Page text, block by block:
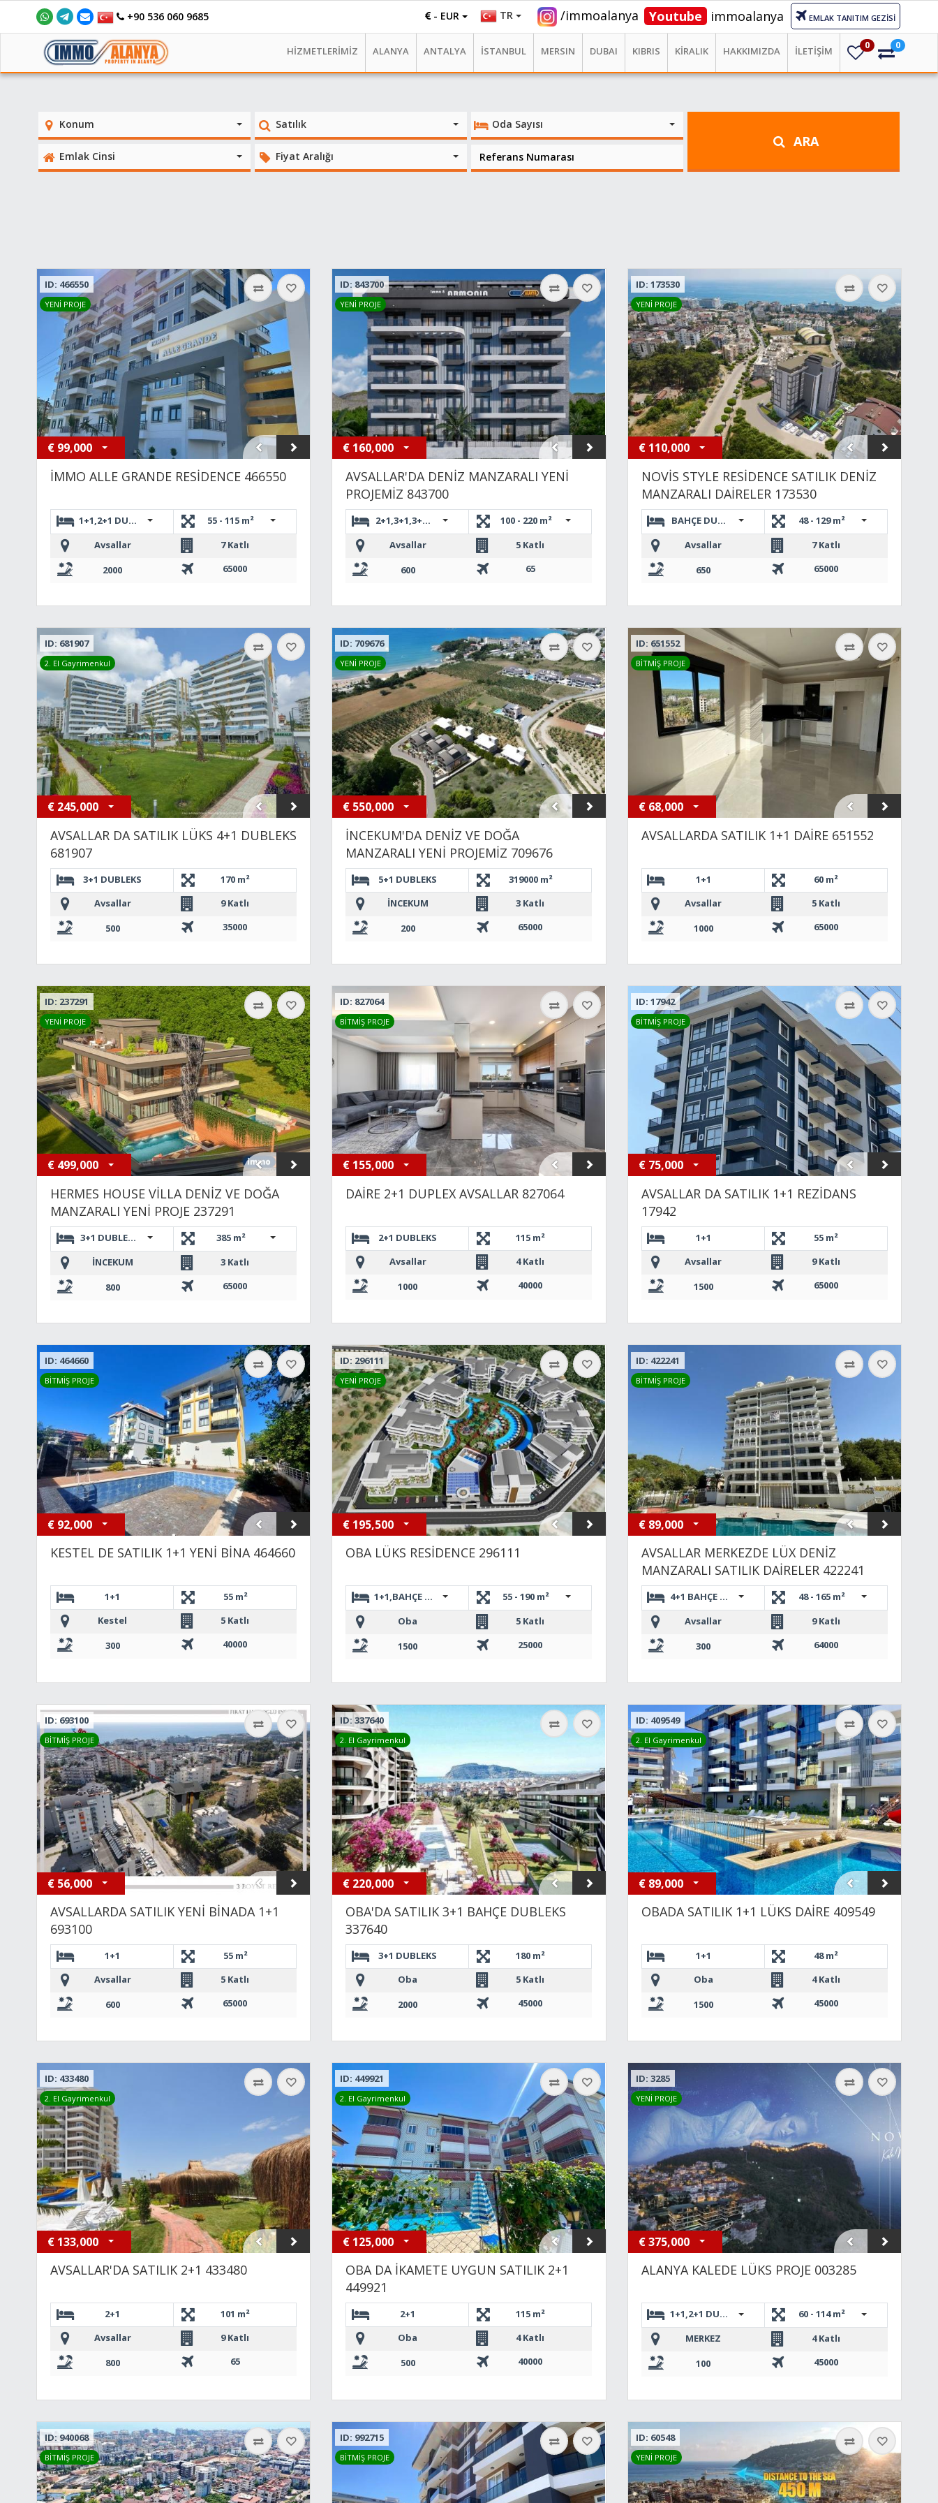
+90 536 060 9685 EMLAK TANITIM GEZİSİ
Youtube immoalanya
/immoalanya
TR
- EUR
HİZMETLERİMİZ ALANYA ANTALYA İSTANBUL MERSIN DUBAI KIBRIS KİRALIK HAKKIMIZDA İLETİŞİM 0 0
Konum Satılık Oda Sayısı
Emlak Cinsi Fiyat Aralığı
ARA
ID: 466550
YENİ PROJE
€ 99,000
İMMO ALLE GRANDE RESİDENCE 466550
1+1,2+1 DUBLEKS,1+1 Loft
55 - 115 m²
Avsallar
7 Katlı
2000
65000
ID: 843700
YENİ PROJE
€ 160,000
AVSALLAR'DA DENİZ MANZARALI YENİ
PROJEMİZ 843700
2+1,3+1,3+1,3+1,4+1 DUBLEKS,2+1,2+1
100 - 220 m²
Avsallar
5 Katlı
600
65
ID: 173530
YENİ PROJE
€ 110,000
NOVİS STYLE RESİDENCE SATILIK DENİZ
MANZARALI DAİRELER 173530
BAHÇE DUBLEKS 2+1,3+1 DUBLEKS,1+1,2+1 DUBLEKS
48 - 129 m²
Avsallar
7 Katlı
650
65000
ID: 681907
2. El Gayrimenkul
€ 245,000
AVSALLAR DA SATILIK LÜKS 4+1 DUBLEKS
681907
3+1 DUBLEKS
170 m²
Avsallar
9 Katlı
500
35000
ID: 709676
YENİ PROJE
€ 550,000
İNCEKUM'DA DENİZ VE DOĞA
MANZARALI YENİ PROJEMİZ 709676
5+1 DUBLEKS
319000 m²
İNCEKUM
3 Katlı
200
65000
ID: 651552
BİTMİŞ PROJE
€ 68,000
AVSALLARDA SATILIK 1+1 DAİRE 651552
1+1
60 m²
Avsallar
5 Katlı
1000
65000
ID: 237291
YENİ PROJE
€ 499,000
HERMES HOUSE VİLLA DENİZ VE DOĞA
MANZARALI YENİ PROJE 237291
3+1 DUBLEKS,3+1 DUBLEKS
385 m²
İNCEKUM
3 Katlı
800
65000
ID: 827064
BİTMİŞ PROJE
€ 155,000
DAİRE 2+1 DUPLEX AVSALLAR 827064
2+1 DUBLEKS
115 m²
Avsallar
4 Katlı
1000
40000
ID: 17942
BİTMİŞ PROJE
€ 75,000
AVSALLAR DA SATILIK 1+1 REZİDANS
17942
1+1
55 m²
Avsallar
9 Katlı
1500
65000
ID: 464660
BİTMİŞ PROJE
€ 92,000
KESTEL DE SATILIK 1+1 YENİ BİNA 464660
1+1
55 m²
Kestel
5 Katlı
300
40000
ID: 296111
YENİ PROJE
€ 195,500
OBA LÜKS RESİDENCE 296111
1+1,BAHÇE DUBLEKS 2+1,3+1 DUBLEKS,2+1 DUBLEKS
55 - 190 m²
Oba
5 Katlı
1500
25000
ID: 422241
BİTMİŞ PROJE
€ 89,000
AVSALLAR MERKEZDE LÜX DENİZ
MANZARALI SATILIK DAİRELER 422241
4+1 BAHÇE DUBLEKS,1+1,2+1 DUBLEKS,2+1,BAHÇE DUBLEKS
48 - 165 m²
Avsallar
9 Katlı
300
64000
ID: 693100
BİTMİŞ PROJE
€ 56,000
AVSALLARDA SATILIK YENİ BİNADA 1+1
693100
1+1
55 m²
Avsallar
5 Katlı
600
65000
ID: 337640
2. El Gayrimenkul
€ 220,000
OBA'DA SATILIK 3+1 BAHÇE DUBLEKS
337640
3+1 DUBLEKS
180 m²
Oba
5 Katlı
2000
45000
ID: 409549
2. El Gayrimenkul
€ 89,000
OBADA SATILIK 1+1 LÜKS DAİRE 409549
1+1
48 m²
Oba
4 Katlı
1500
45000
ID: 433480
2. El Gayrimenkul
€ 133,000
AVSALLAR'DA SATILIK 2+1 433480
2+1
101 m²
Avsallar
9 Katlı
800
65
ID: 449921
2. El Gayrimenkul
€ 125,000
OBA DA İKAMETE UYGUN SATILIK 2+1
449921
2+1
115 m²
Oba
4 Katlı
500
40000
ID: 3285
YENİ PROJE
€375,000
ALANYA KALEDE LÜKS PROJE 003285
1+1,2+1 DUBLEKS
60 - 114 m²
MERKEZ
4 Katlı
100
45000
ID: 940068
BİTMİŞ PROJE
ID: 992715
BİTMİŞ PROJE
ID: 60548
YENİ PROJE